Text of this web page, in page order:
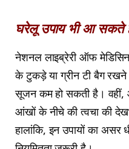
घरेलू उपाय भी आ सकते
नेशनल लाइब्रेरी ऑफ
के टुकड़े या ग्रीन टी बैग
सूजन कम हो सकती है। वहीं,
आंखों के नीचे की त्वचा की
हालांकि, इन उपायों का असर